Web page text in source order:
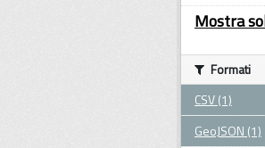
Mostra
Formati
CSV (1)
GeoJSON (1)